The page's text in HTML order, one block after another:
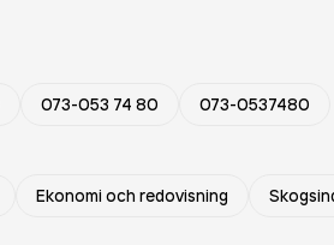
073-053 74 80 073-0537480
Ekonomi och redovisning